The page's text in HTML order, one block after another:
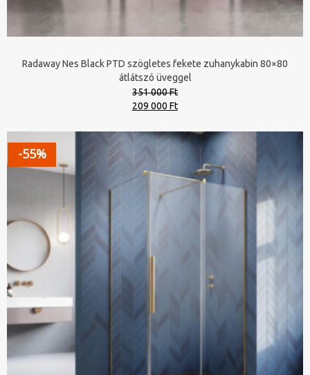
Radaway Nes Black PTD szögletes fekete zuhanykabin 80×80
átlátszó üveggel
351 000 Ft
Original
was:
209 000 FtCurrent
is:
209
000 Ft.
-55%